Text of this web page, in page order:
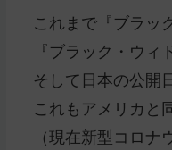
これまで『ブラッ
『ブラック・ウィ
そして日本の公開
これもアメリカと
（現在新型コロナ